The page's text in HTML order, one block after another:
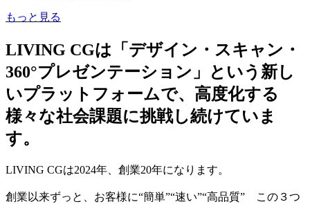
もっと見る
LIVING CGは「デザイン・スキャン・
360°プレゼンテーション」という新し
いプラットフォームで、高度化する
様々な社会課題に挑戦し続けていま
す。
LIVING CGは2024年、創業20年になります。
創業以来ずっと、お客様に“簡単”“速い”“高品質” この３つ